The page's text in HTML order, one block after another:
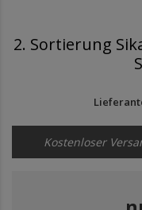
2. Sortierung
Kostenloser